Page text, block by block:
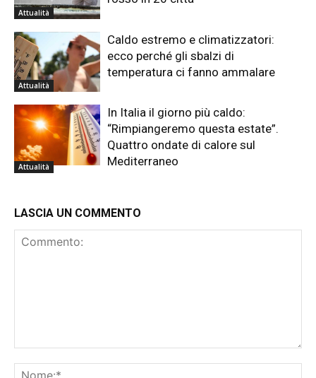
Attualità
Attualità
Caldo estremo e climatizzatori:
ecco perché gli sbalzi di
temperatura ci fanno ammalare
Attualità
In Italia il giorno più caldo:
“Rimpiangeremo questa estate”.
Quattro ondate di calore sul
Mediterraneo
LASCIA UN COMMENTO